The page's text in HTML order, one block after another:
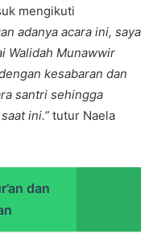
mengikuti
adanya acara ini, saya
Walidah Munawwir
kesabaran dan
santri sehingga
ini.” tutur Naela
dan